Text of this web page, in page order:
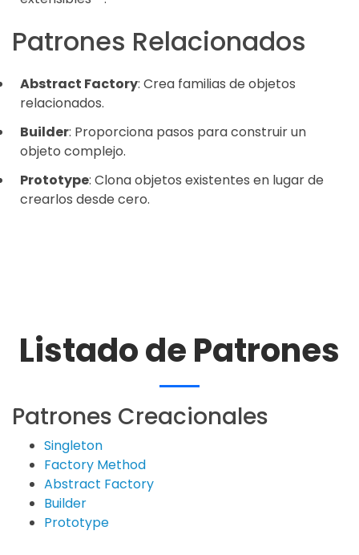
Patrones Relacionados
Abstract Factory: Crea familias de objetos
relacionados.
Builder: Proporciona pasos para construir un
objeto complejo.
Prototype: Clona objetos existentes en lugar de
crearlos desde cero.
Listado de Patrones
Patrones Creacionales
Singleton
Factory Method
Abstract Factory
Builder
Prototype